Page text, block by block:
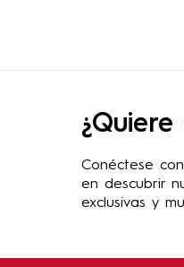
Conéctese
en descubrir
exclusivas y